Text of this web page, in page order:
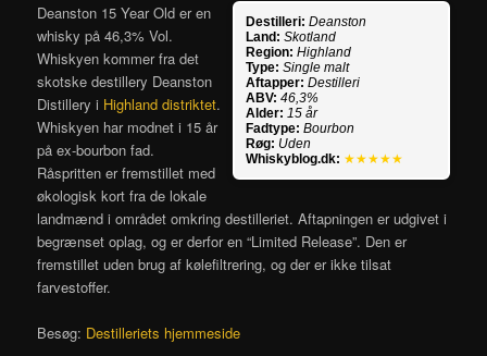
Destilleri: Deanston
Land: Skotland
Region: Highland
Type: Single malt
Aftapper: Destilleri
ABV: 46,3%
Alder: 15 år
Fadtype: Bourbon
Røg: Uden
Whiskyblog.dk: ★★★★★
Deanston 15 Year Old er en
whisky på 46,3% Vol.
Whiskyen kommer fra det
skotske destillery Deanston
Distillery i Highland distriktet.
Whiskyen har modnet i 15 år
på ex-bourbon fad.
Råspritten er fremstillet med
økologisk kort fra de lokale
landmænd i området omkring destilleriet. Aftapningen er udgivet i
begrænset oplag, og er derfor en “Limited Release”. Den er
fremstillet uden brug af kølefiltrering, og der er ikke tilsat
farvestoffer.
Besøg: Destilleriets hjemmeside